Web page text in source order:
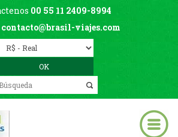
00 55 11 2409-8994
contacto@brasil-viajes.com